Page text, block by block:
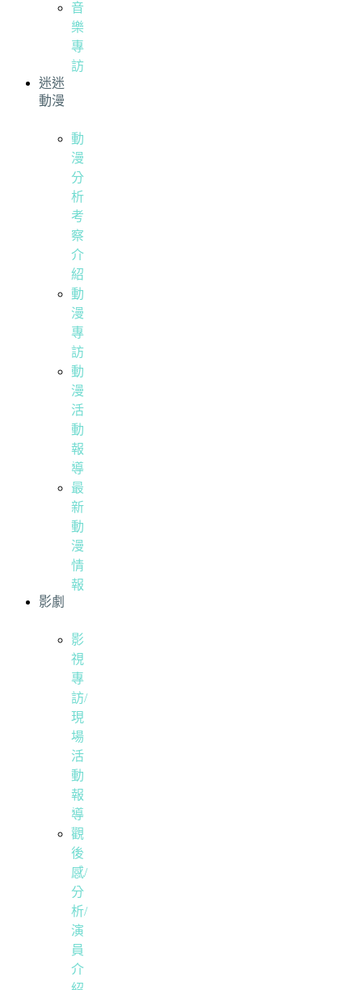
音
樂
專
訪
迷迷
動漫
動
漫
分
析
考
察
介
紹
動
漫
專
訪
動
漫
活
動
報
導
最
新
動
漫
情
報
影劇
影
視
專
訪/
現
場
活
動
報
導
觀
後
感/
分
析/
演
員
介